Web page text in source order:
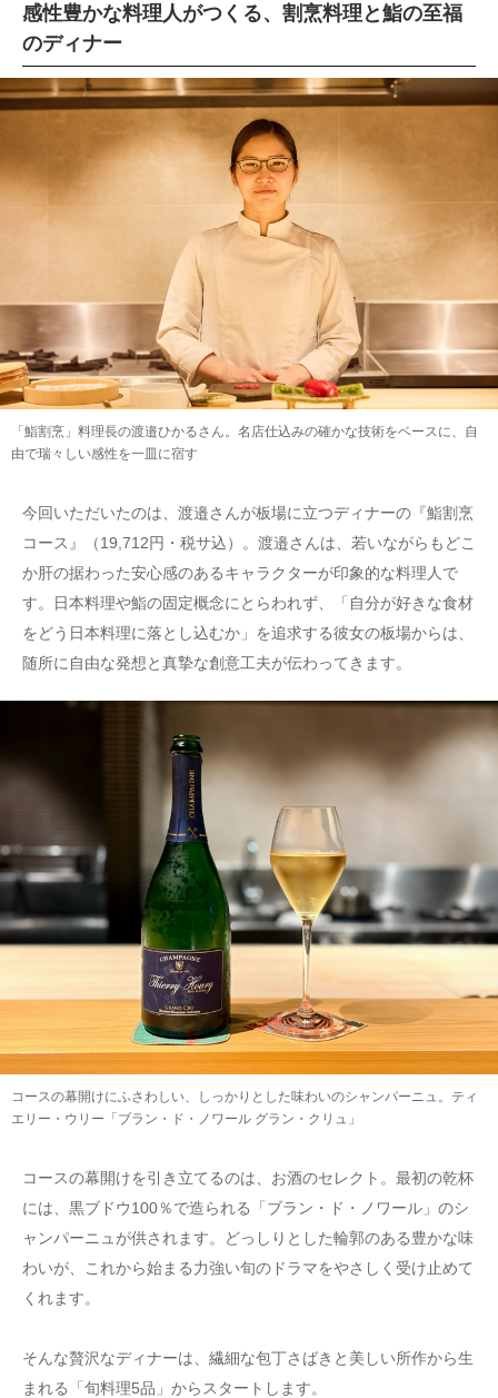
感性豊かな料理人がつくる、割烹料理と鮨の至福
のディナー
「鮨割烹」料理長の渡邉ひかるさん。名店仕込みの確かな技術をベースに、自
由で瑞々しい感性を一皿に宿す
今回いただいたのは、渡邉さんが板場に立つディナーの『鮨割烹
コース』（19,712円・税サ込）。渡邉さんは、若いながらもどこ
か肝の据わった安心感のあるキャラクターが印象的な料理人で
す。日本料理や鮨の固定概念にとらわれず、「自分が好きな食材
をどう日本料理に落とし込むか」を追求する彼女の板場からは、
随所に自由な発想と真摯な創意工夫が伝わってきます。
コースの幕開けにふさわしい、しっかりとした味わいのシャンパーニュ。ティ
エリー・ウリー「ブラン・ド・ノワール グラン・クリュ」
コースの幕開けを引き立てるのは、お酒のセレクト。最初の乾杯
には、黒ブドウ100％で造られる「ブラン・ド・ノワール」のシ
ャンパーニュが供されます。どっしりとした輪郭のある豊かな味
わいが、これから始まる力強い旬のドラマをやさしく受け止めて
くれます。
そんな贅沢なディナーは、繊細な包丁さばきと美しい所作から生
まれる「旬料理5品」からスタートします。